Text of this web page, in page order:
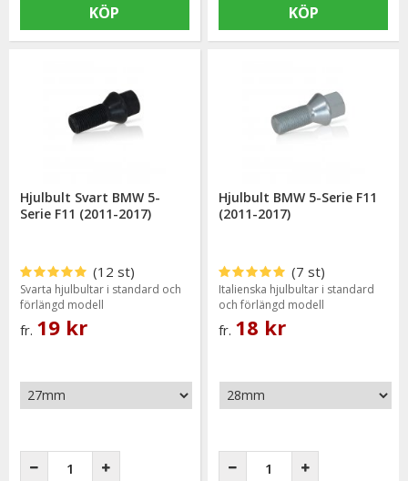
fälgen i spacerplattan.
Vi lagerhåller även ett komplett sortiment med förlängda
hjulbultar i rätt längd till din BMW F11.
KÖP KÖP
Hjulbult Svart BMW 5-
Serie F11 (2011-2017)
(12 st)
Svarta hjulbultar i standard och
förlängd modell
fr. 19 kr
Hjulbult BMW 5-Serie F11
(2011-2017)
(7 st)
Italienska hjulbultar i standard
och förlängd modell
fr. 18 kr